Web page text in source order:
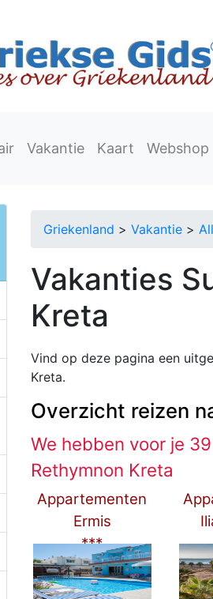
Vakantie Kaart Webshop
Griekenland > Vakantie >
Vakanties
Kreta
Vind op deze pagina een
Kreta.
Overzicht reizen
We hebben voor je
Rethymnon Kreta
Appartementen
Ermis
***